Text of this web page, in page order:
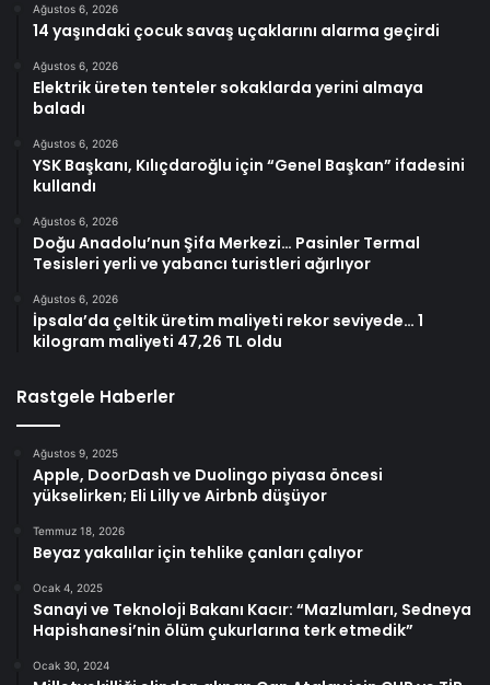
Ağustos 6, 2026
14 yaşındaki çocuk savaş uçaklarını alarma geçirdi
Ağustos 6, 2026
Elektrik üreten tenteler sokaklarda yerini almaya
baladı
Ağustos 6, 2026
YSK Başkanı, Kılıçdaroğlu için “Genel Başkan” ifadesini
kullandı
Ağustos 6, 2026
Doğu Anadolu’nun Şifa Merkezi… Pasinler Termal
Tesisleri yerli ve yabancı turistleri ağırlıyor
Ağustos 6, 2026
İpsala’da çeltik üretim maliyeti rekor seviyede… 1
kilogram maliyeti 47,26 TL oldu
Rastgele Haberler
Ağustos 9, 2025
Apple, DoorDash ve Duolingo piyasa öncesi
yükselirken; Eli Lilly ve Airbnb düşüyor
Temmuz 18, 2026
Beyaz yakalılar için tehlike çanları çalıyor
Ocak 4, 2025
Sanayi ve Teknoloji Bakanı Kacır: “Mazlumları, Sedneya
Hapishanesi’nin ölüm çukurlarına terk etmedik”
Ocak 30, 2024